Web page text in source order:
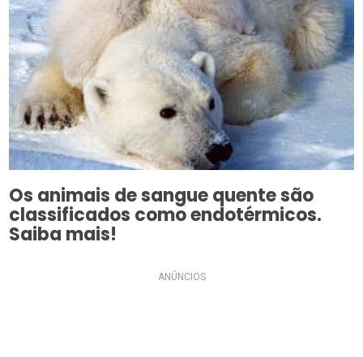
Os animais de sangue quente são
classificados como endotérmicos.
Saiba mais!
ANÚNCIOS